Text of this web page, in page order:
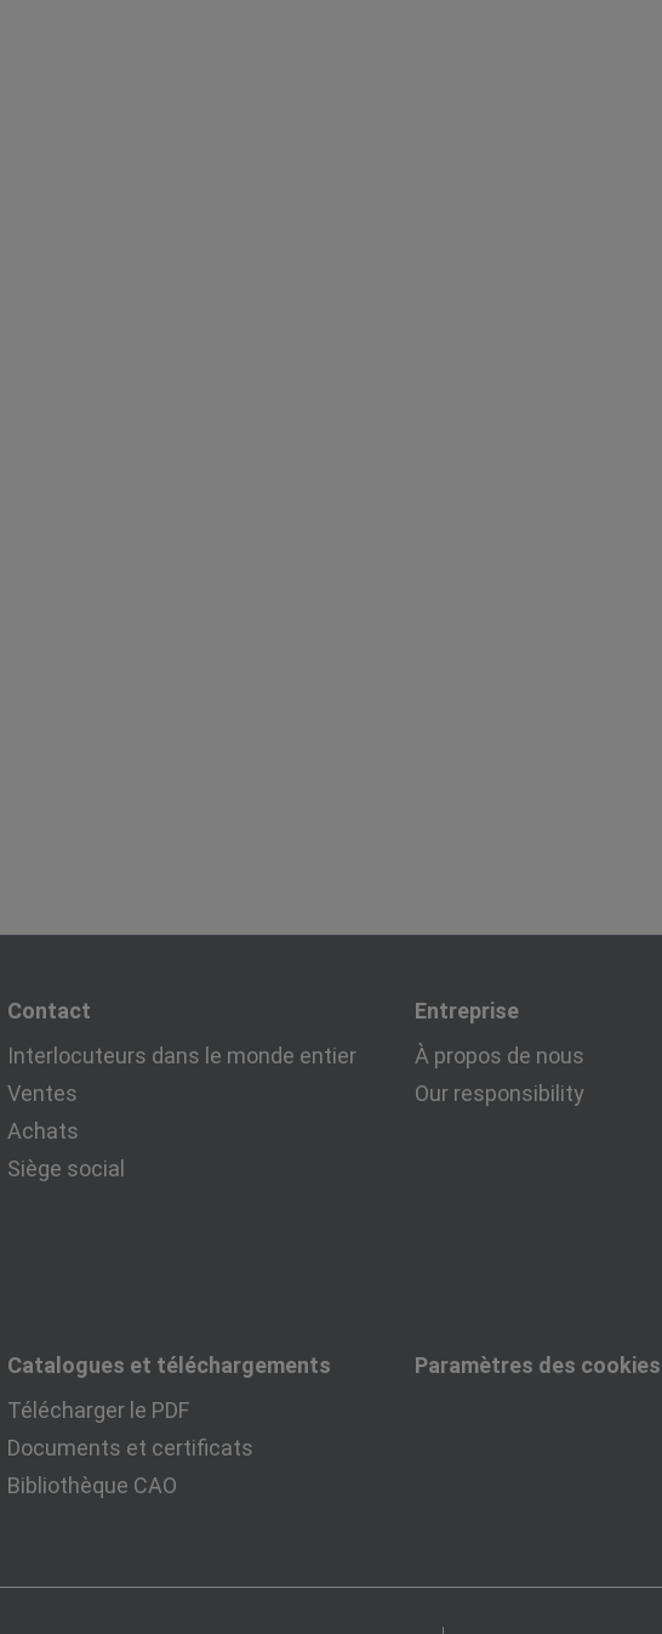
Contact
Interlocuteurs dans le monde entier
Ventes
Achats
Siège social
Entreprise
À propos de nous
Our responsibility
Catalogues et téléchargements
Télécharger le PDF
Documents et certificats
Bibliothèque CAO
Paramètres des cookies